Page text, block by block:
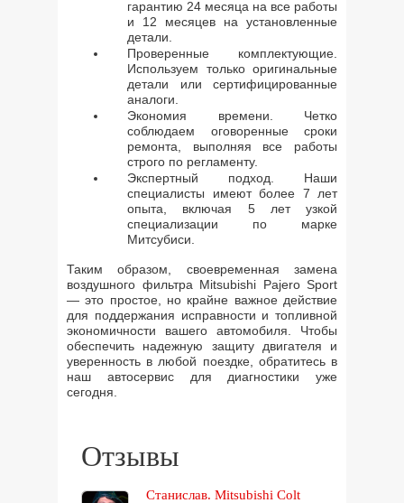
гарантию 24 месяца на все работы
и 12 месяцев на установленные
детали.
Проверенные комплектующие.
Используем только оригинальные
детали или сертифицированные
аналоги.
Экономия времени. Четко
соблюдаем оговоренные сроки
ремонта, выполняя все работы
строго по регламенту.
Экспертный подход. Наши
специалисты имеют более 7 лет
опыта, включая 5 лет узкой
специализации по марке
Митсубиси.
Таким образом, своевременная замена
воздушного фильтра Mitsubishi Pajero Sport
— это простое, но крайне важное действие
для поддержания исправности и топливной
экономичности вашего автомобиля. Чтобы
обеспечить надежную защиту двигателя и
уверенность в любой поездке, обратитесь в
наш автосервис для диагностики уже
сегодня.
Отзывы
Станислав. Mitsubishi Colt